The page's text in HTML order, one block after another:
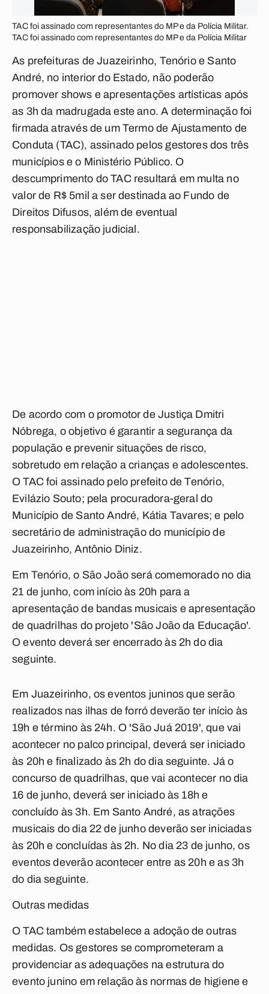
TAC foi assinado com representantes do MP e da Polícia Militar.
TAC foi assinado com representantes do MP e da Polícia Militar
As prefeituras de Juazeirinho, Tenório e Santo
André, no interior do Estado, não poderão
promover shows e apresentações artísticas após
as 3h da madrugada este ano. A determinação foi
firmada através de um Termo de Ajustamento de
Conduta (TAC), assinado pelos gestores dos três
municípios e o Ministério Público. O
descumprimento do TAC resultará em multa no
valor de R$ 5mil a ser destinada ao Fundo de
Direitos Difusos, além de eventual
responsabilização judicial.
De acordo com o promotor de Justiça Dmitri
Nóbrega, o objetivo é garantir a segurança da
população e prevenir situações de risco,
sobretudo em relação a crianças e adolescentes.
O TAC foi assinado pelo prefeito de Tenório,
Evilázio Souto; pela procuradora-geral do
Município de Santo André, Kátia Tavares; e pelo
secretário de administração do município de
Juazeirinho, Antônio Diniz.
Em Tenório, o São João será comemorado no dia
21 de junho, com início às 20h para a
apresentação de bandas musicais e apresentação
de quadrilhas do projeto 'São João da Educação'.
O evento deverá ser encerrado às 2h do dia
seguinte.
Em Juazeirinho, os eventos juninos que serão
realizados nas ilhas de forró deverão ter início às
19h e término às 24h. O 'São Juá 2019', que vai
acontecer no palco principal, deverá ser iniciado
às 20h e finalizado às 2h do dia seguinte. Já o
concurso de quadrilhas, que vai acontecer no dia
16 de junho, deverá ser iniciado às 18h e
concluído às 3h. Em Santo André, as atrações
musicais do dia 22 de junho deverão ser iniciadas
às 20h e concluídas às 2h. No dia 23 de junho, os
eventos deverão acontecer entre as 20h e as 3h
do dia seguinte.
Outras medidas
O TAC também estabelece a adoção de outras
medidas. Os gestores se comprometeram a
providenciar as adequações na estrutura do
evento junino em relação às normas de higiene e